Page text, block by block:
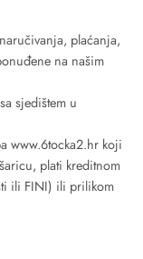
plaćanja,
na našim
sjedištem u
www.6tocka2.hr koji
plati kreditnom
ili FINI) ili prilikom